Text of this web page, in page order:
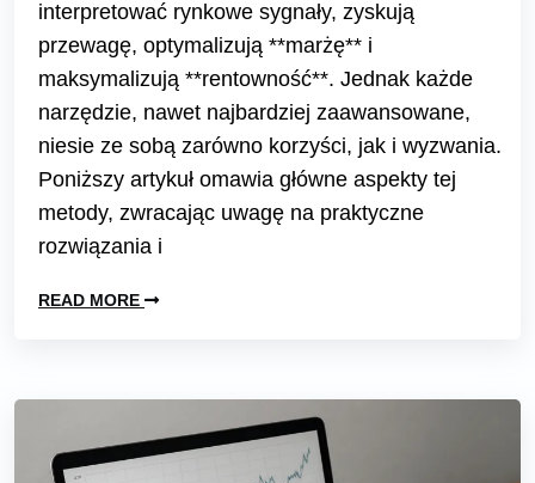
interpretować rynkowe sygnały, zyskują
przewagę, optymalizują **marżę** i
maksymalizują **rentowność**. Jednak każde
narzędzie, nawet najbardziej zaawansowane,
niesie ze sobą zarówno korzyści, jak i wyzwania.
Poniższy artykuł omawia główne aspekty tej
metody, zwracając uwagę na praktyczne
rozwiązania i
READ MORE